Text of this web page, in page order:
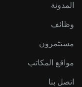
المدونة
وظائف
مستثمرون
مواقع المكاتب
اتصل بنا